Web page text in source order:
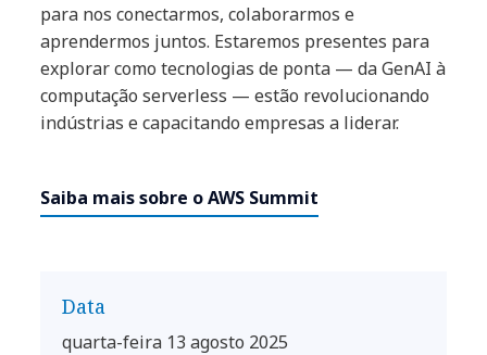
para nos conectarmos, colaborarmos e
aprendermos juntos. Estaremos presentes para
explorar como tecnologias de ponta — da GenAI à
computação serverless — estão revolucionando
indústrias e capacitando empresas a liderar.
Saiba mais sobre o AWS Summit
Data
quarta-feira 13 agosto 2025